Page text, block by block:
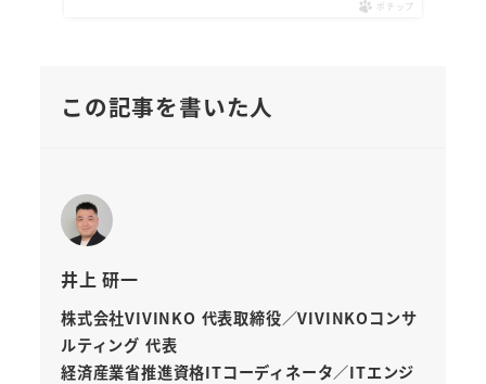
ポチップ
この記事を書いた人
井上 研一
株式会社VIVINKO 代表取締役／VIVINKOコンサ
ルティング 代表
経済産業省推進資格ITコーディネータ／ITエンジ